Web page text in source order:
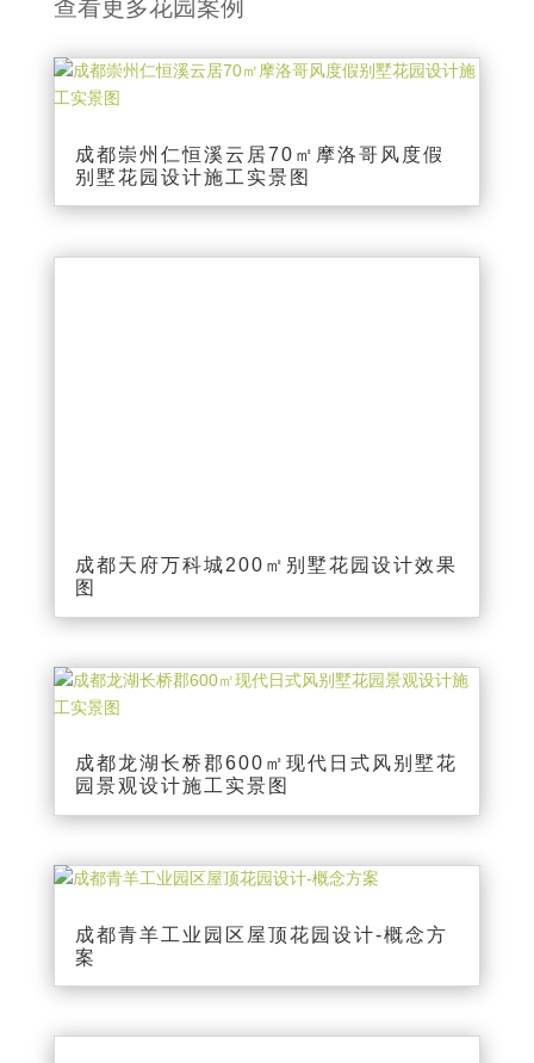
查看更多花园案例
成都崇州仁恒溪云居70㎡摩洛哥风度假
别墅花园设计施工实景图
成都天府万科城200㎡别墅花园设计效果
图
成都龙湖长桥郡600㎡现代日式风别墅花
园景观设计施工实景图
成都青羊工业园区屋顶花园设计-概念方
案